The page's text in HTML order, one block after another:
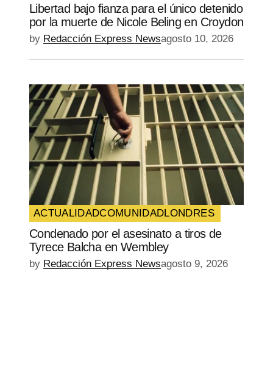
Libertad bajo fianza para el único detenido
por la muerte de Nicole Beling en Croydon
by Redacción Express Newsagosto 10, 2026
ACTUALIDADCOMUNIDADLONDRES
Condenado por el asesinato a tiros de
Tyrece Balcha en Wembley
by Redacción Express Newsagosto 9, 2026